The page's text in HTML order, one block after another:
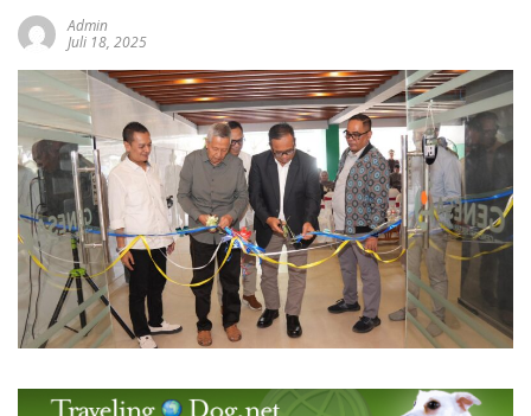
Admin
Juli 18, 2025